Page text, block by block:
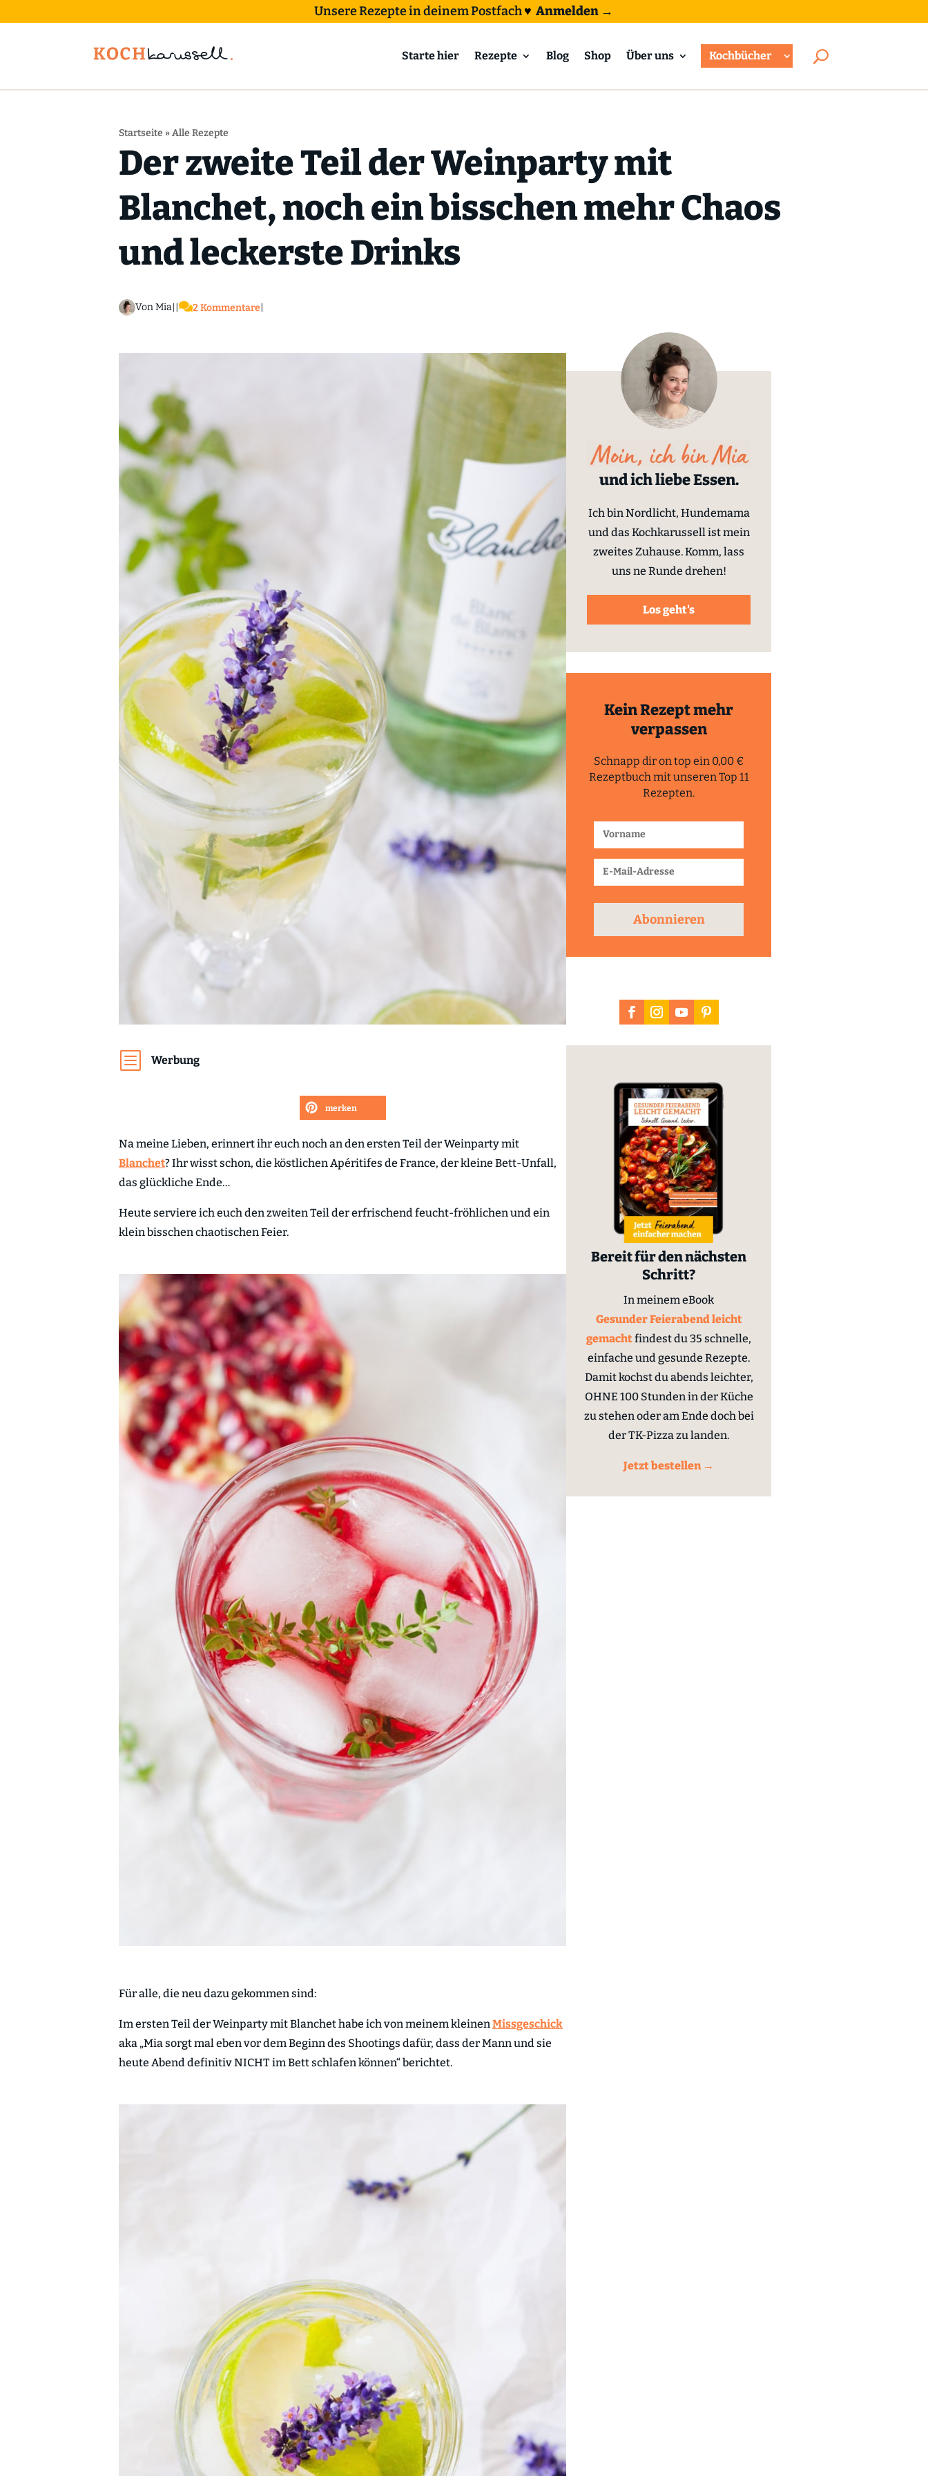
Unsere Rezepte in deinem Postfach♥ Anmelden →
Starte hier Rezepte Blog Shop Über uns Kochbücher
Startseite »Alle Rezepte
Der zweite Teil der Weinparty mit
Blanchet, noch ein bisschen mehr Chaos
und leckerste Drinks
Von Mia 2 Kommentare
b Werbung
merken
Na meine Lieben, erinnert ihr euch noch an den ersten Teil der Weinparty mit
Blanchet? Ihr wisst schon, die köstlichen Apéritifes de France, der kleine Bett-Unfall,
das glückliche Ende…
Heute serviere ich euch den zweiten Teil der erfrischend feucht-fröhlichen und ein
klein bisschen chaotischen Feier.
Für alle, die neu dazu gekommen sind:
Im ersten Teil der Weinparty mit Blanchet habe ich von meinem kleinenMissgeschick
aka „Mia sorgt mal eben vor dem Beginn des Shootings dafür, dass der Mann und sie
heute Abend definitiv NICHT im Bett schlafen können“ berichtet.
und ich liebe Essen.
Ich bin Nordlicht, Hundemama
und das Kochkarussell ist mein
zweites Zuhause. Komm, lass
uns ne Runde drehen!
Los geht's
Kein Rezept mehr
verpassen
Schnapp dir on top ein 0,00 €
Rezeptbuch mit unseren Top 11
Rezepten.
Abonnieren
Bereit für den nächsten
Schritt?
In meinem eBook
Gesunder Feierabend leicht
gemachtfindest du 35 schnelle,
einfache und gesunde Rezepte.
Damit kochst du abends leichter,
OHNE 100 Stunden in der Küche
zu stehen oder am Ende doch bei
der TK-Pizza zu landen.
Jetzt bestellen →